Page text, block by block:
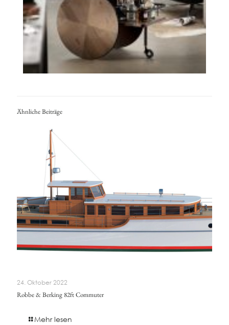
Ähnliche Beiträge
24. Oktober 2022
Robbe & Berking 82ft Commuter
Mehr lesen